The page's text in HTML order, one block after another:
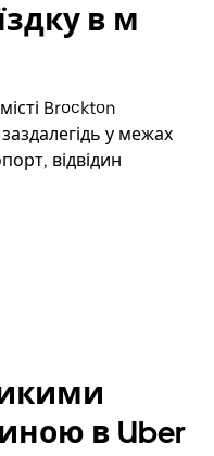
в м
Brockton
у межах
відвідин
в Uber